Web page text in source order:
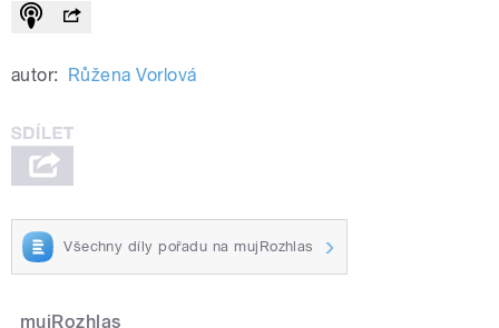
autor: Růžena Vorlová
Všechny díly pořadu na mujRozhlas
mujRozhlas